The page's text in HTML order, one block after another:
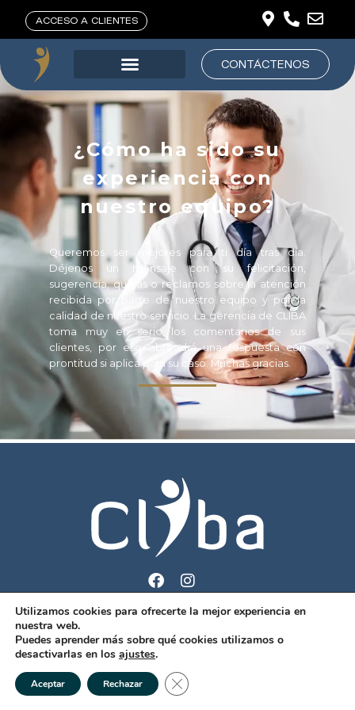
ACCESO A CLIENTES
CONTÁCTENOS
¿Cómo ha sido su
experiencia con
nuestro equipo?
Queremos ser mejores para ti día tras día.
Déjenos un mensaje con su felicitación,
sugerencia, quejas o reclamos sobre la atención
recibida por parte de nuestro equipo y por la
calidad de nuestro servicio. La gerencia de CLIBA
toma muy en serio los comentarios de sus
clientes, por eso obtendrá una respuesta con
prontitud si aplica para su caso. Muchas gracias.
info@cliba.com
+1 (829) 420-2012
COPYRIGHT © 2022. TODOS LOS DERECHOS RESERVADOS CLIBA
Utilizamos cookies para ofrecerte la mejor experiencia en
nuestra web.
Puedes aprender más sobre qué cookies utilizamos o
desactivarlas en los ajustes.
Aceptar Rechazar Cerrar el banner de cookies RGPD